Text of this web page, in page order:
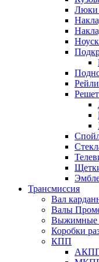
Трансмиссия
Вал
Валы
Выжимные
Коробки
КПП